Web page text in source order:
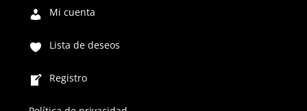
Mi cuenta
Lista de deseos
Registro